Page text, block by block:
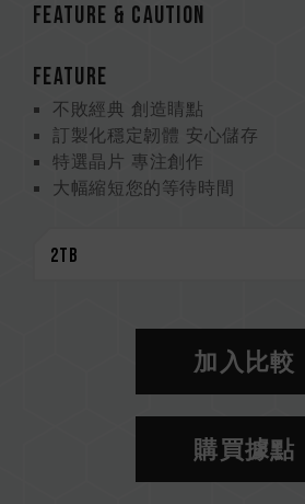
FEATURE & CAUTION
FEATURE
不敗經典 創造睛點
訂製化穩定韌體 安心儲存
特選晶片 專注創作
大幅縮短您的等待時間
加入比較
購買據點